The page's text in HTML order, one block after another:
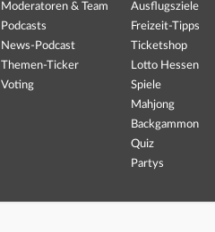
Moderatoren & Team
Podcasts
News-Podcast
Themen-Ticker
Voting
Ausflugsziele
Freizeit-Tipps
Ticketshop
Lotto Hessen
Spiele
Mahjong
Backgammon
Quiz
Partys